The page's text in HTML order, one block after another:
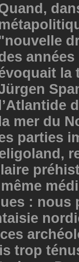
années
la
mer du
parties
: nous
trop